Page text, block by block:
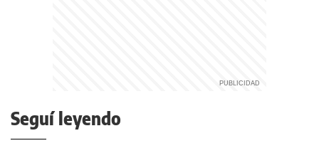
Seguí leyendo